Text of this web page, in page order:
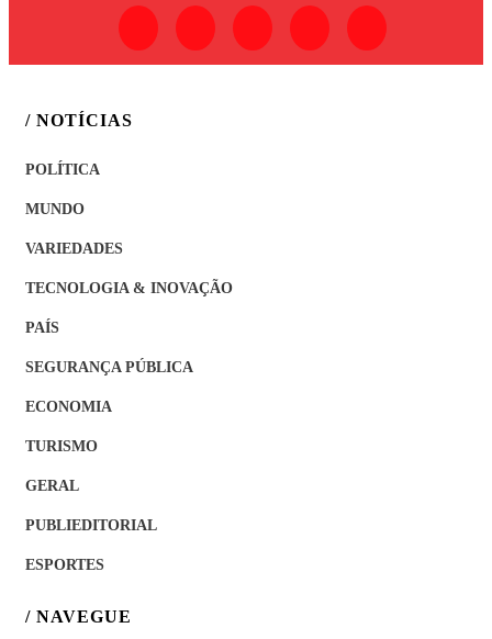
/ NOTÍCIAS
POLÍTICA
MUNDO
VARIEDADES
TECNOLOGIA & INOVAÇÃO
PAÍS
SEGURANÇA PÚBLICA
ECONOMIA
TURISMO
GERAL
PUBLIEDITORIAL
ESPORTES
/ NAVEGUE